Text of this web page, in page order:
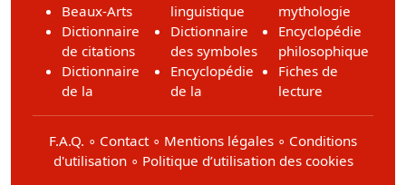
Beaux-Arts
Dictionnaire
de citations
Dictionnaire
de la
linguistique
Dictionnaire
des symboles
Encyclopédie
de la
mythologie
Encyclopédie
philosophique
Fiches de
lecture
F.A.Q. ∘ Contact ∘ Mentions légales ∘ Conditions
d'utilisation∘ Politique d’utilisation des cookies